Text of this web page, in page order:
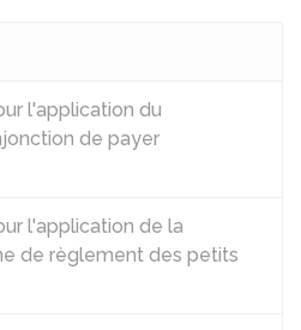
l'application du
de payer
l'application de la
de règlement des petits